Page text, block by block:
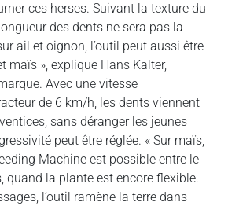
ces herses. Suivant la texture du
des dents ne sera pas la
ail et oignon, l’outil peut aussi être
maïs », explique Hans Kalter,
Avec une vitesse
de 6 km/h, les dents viennent
sans déranger les jeunes
peut être réglée. « Sur maïs,
Machine est possible entre le
quand la plante est encore flexible.
l’outil ramène la terre dans